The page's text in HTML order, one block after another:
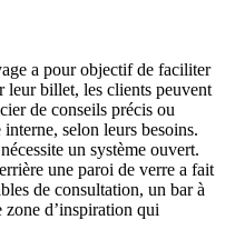
a pour objectif de faciliter
leur billet, les clients peuvent
de conseils précis ou
selon leurs besoins.
un système ouvert.
une paroi de verre a fait
de consultation, un bar à
zone d’inspiration qui